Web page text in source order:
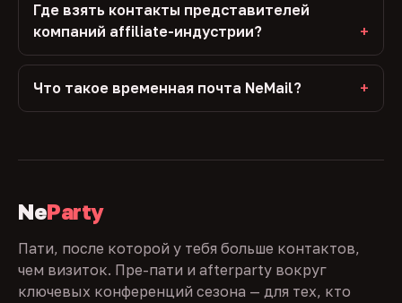
Где взять контакты представителей
компаний affiliate-индустрии?
Что такое временная почта NeMail?
NeParty
Пати, после которой у тебя больше контактов,
чем визиток. Пре-пати и afterparty вокруг
ключевых конференций сезона — для тех, кто